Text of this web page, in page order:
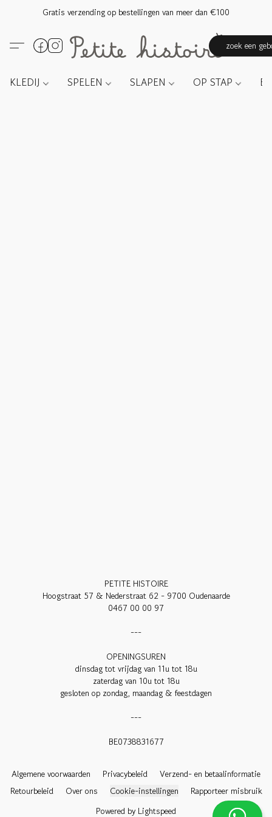
Gratis verzending op bestellingen van meer dan €100
zoek een
KLEDIJ SPELEN SLAPEN OP STAP
PETITE HISTOIRE
Hoogstraat 57 & Nederstraat 62 - 9700 Oudenaarde
0467 00 00 97
---
OPENINGSUREN
dinsdag tot vrijdag van 11u tot 18u
zaterdag van 10u tot 18u
gesloten op zondag, maandag & feestdagen
---
BE0738831677
Algemene voorwaarden Privacybeleid
Verzend- en betaalinformatie
Retourbeleid
Over ons Cookie-instellingen
Rapporteer misbruik
Powered by Lightspeed